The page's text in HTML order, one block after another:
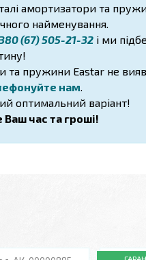
амортизатори та
найменування.
(67) 505-21-32і ми
пружини Eastar не
нам.
оптимальний варіант!
Ваш час та гроші!